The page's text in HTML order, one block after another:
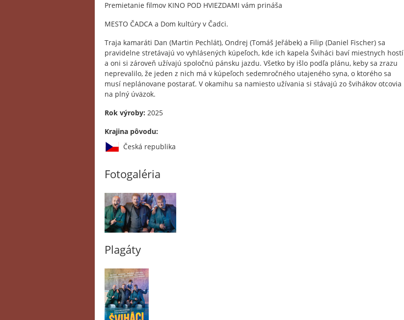
Premietanie filmov KINO POD HVIEZDAMI vám prináša
MESTO ČADCA a Dom kultúry v Čadci.
Traja kamaráti Dan (Martin Pechlát), Ondrej (Tomáš Jeřábek) a Filip (Daniel Fischer) sa
pravidelne stretávajú vo vyhlásených kúpeľoch, kde ich kapela Šviháci baví miestnych hostí
a oni si zároveň užívajú spoločnú pánsku jazdu. Všetko by išlo podľa plánu, keby sa zrazu
neprevalilo, že jeden z nich má v kúpeľoch sedemročného utajeného syna, o ktorého sa
musí neplánovane postarať. V okamihu sa namiesto užívania si stávajú zo švihákov otcovia
na plný úväzok.
Rok výroby: 2025
Krajina pôvodu:
Česká republika
Fotogaléria
Plagáty